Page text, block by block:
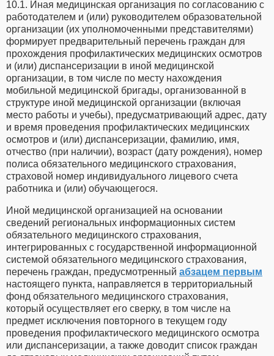
10.1. Иная медицинская организация по согласованию с
работодателем и (или) руководителем образовательной
организации (их уполномоченными представителями)
формирует предварительный перечень граждан для
прохождения профилактических медицинских осмотров
и (или) диспансеризации в иной медицинской
организации, в том числе по месту нахождения
мобильной медицинской бригады, организованной в
структуре иной медицинской организации (включая
место работы и учебы), предусматривающий адрес, дату
и время проведения профилактических медицинских
осмотров и (или) диспансеризации, фамилию, имя,
отчество (при наличии), возраст (дату рождения), номер
полиса обязательного медицинского страхования,
страховой номер индивидуального лицевого счета
работника и (или) обучающегося.
Иной медицинской организацией на основании
сведений региональных информационных систем
обязательного медицинского страхования,
интегрированных с государственной информационной
системой обязательного медицинского страхования,
перечень граждан, предусмотренный абзацем первым
настоящего пункта, направляется в территориальный
фонд обязательного медицинского страхования,
который осуществляет его сверку, в том числе на
предмет исключения повторного в текущем году
проведения профилактического медицинского осмотра
или диспансеризации, а также доводит список граждан